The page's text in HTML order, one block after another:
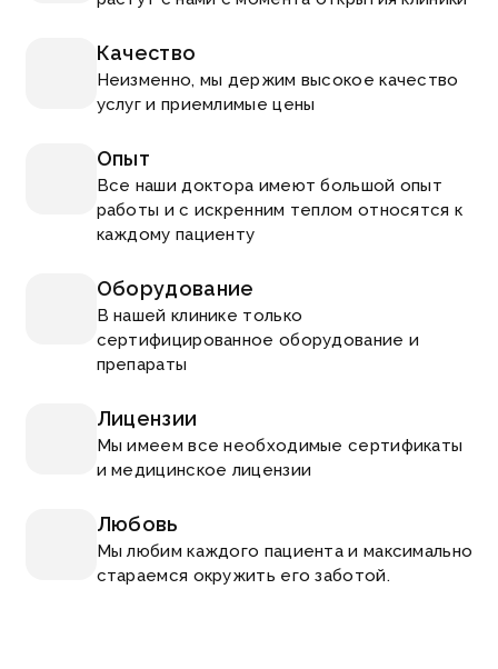
Качество
Неизменно, мы держим высокое качество
услуг и приемлимые цены
Опыт
Все наши доктора имеют большой опыт
работы и с искренним теплом относятся к
каждому пациенту
Оборудование
В нашей клинике только
сертифицированное оборудование и
препараты
Лицензии
Мы имеем все необходимые сертификаты
и медицинское лицензии
Любовь
Мы любим каждого пациента и максимально
стараемся окружить его заботой.